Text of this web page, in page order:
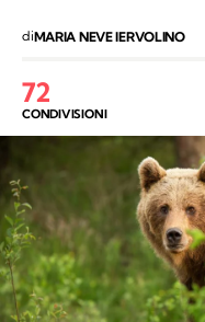
diMARIA NEVE IERVOLINO
72
CONDIVISIONI